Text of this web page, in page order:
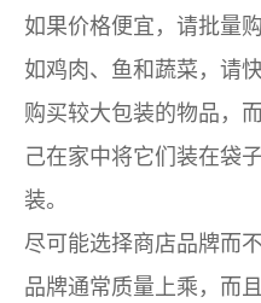
如果价格便宜，请批量
如鸡肉、鱼和蔬菜，请
购买较大包装的物品，
己在家中将它们装在袋
装。
尽可能选择商店品牌而
品牌通常质量上乘，而